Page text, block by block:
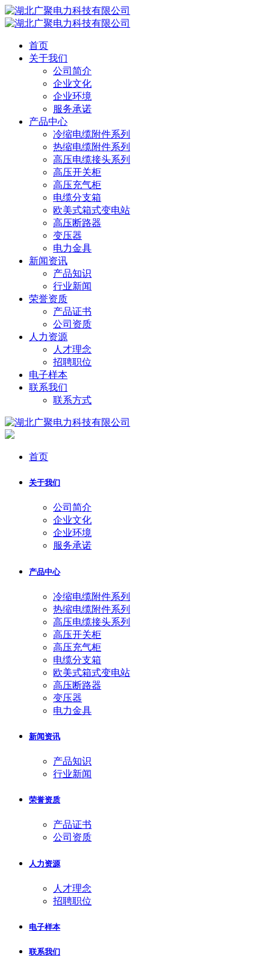
首页
关于我们
公司简介
企业文化
企业环境
服务承诺
产品中心
冷缩电缆附件系列
热缩电缆附件系列
高压电缆接头系列
高压开关柜
高压充气柜
电缆分支箱
欧美式箱式变电站
高压断路器
变压器
电力金具
新闻资讯
产品知识
行业新闻
荣誉资质
产品证书
公司资质
人力资源
人才理念
招聘职位
电子样本
联系我们
联系方式
首页
关于我们
公司简介
企业文化
企业环境
服务承诺
产品中心
冷缩电缆附件系列
热缩电缆附件系列
高压电缆接头系列
高压开关柜
高压充气柜
电缆分支箱
欧美式箱式变电站
高压断路器
变压器
电力金具
新闻资讯
产品知识
行业新闻
荣誉资质
产品证书
公司资质
人力资源
人才理念
招聘职位
电子样本
联系我们